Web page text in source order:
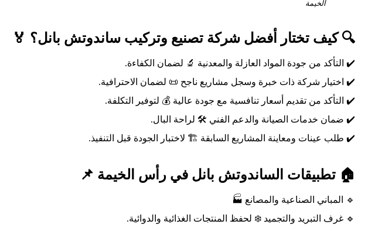
الخيمة
🔍 كيف تختار أفضل شركة تصنيع وتركيب ساندوتش بانل؟ 🏅
✔️ التأكد من جودة المواد العازلة والمعدنية 🔬 لضمان الكفاءة.
✔️ اختيار شركة ذات خبرة وسجل مشاريع ناجح 📜 لضمان الاحترافية.
✔️ التأكد من تقديم أسعار تنافسية مع جودة عالية 💰 لتوفير التكلفة.
✔️ ضمان خدمات الصيانة والدعم الفني 🛠️ لراحة البال.
✔️ طلب عينات ومعاينة المشاريع السابقة 🏗️ لاختبار الجودة قبل التنفيذ.
🏠 تطبيقات الساندوتش بانل في رأس الخيمة 📌
🔹 المباني الصناعية والمصانع 🏭
🔹 غرف التبريد والتجميد ❄️ لحفظ المنتجات الغذائية والدوائية.